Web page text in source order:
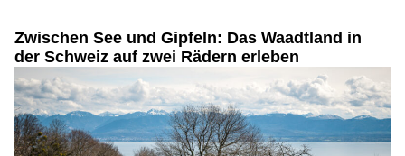
Zwischen See und Gipfeln: Das Waadtland in
der Schweiz auf zwei Rädern erleben